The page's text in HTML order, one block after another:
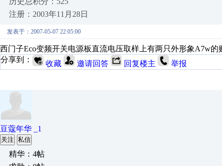
注册：2003年11月28日
发表于：2007-05-07 22:05:00
西门子Eco变频开关电源板直流电压取样上有两只外形象A7w
分享到：
收藏 邀请回答 回复楼主 举报
豆蔻年华 _1
关注 私信
精华：4帖